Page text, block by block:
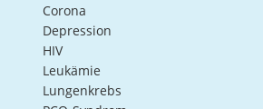
Corona
Depression
HIV
Leukämie
Lungenkrebs